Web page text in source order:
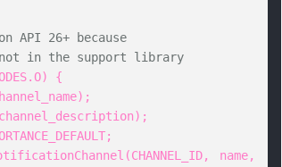
API 26+ because
in the support library
{
name,